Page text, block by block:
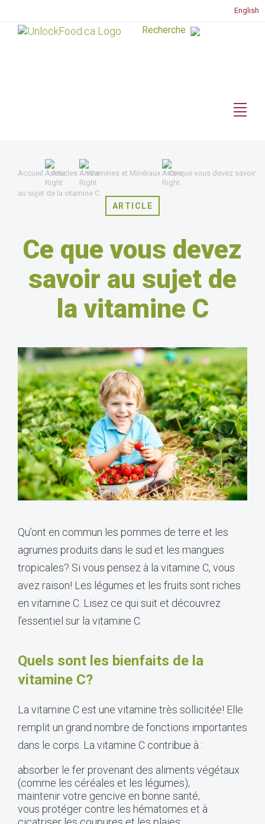
English
Accueil Articles Vitamines et Minéraux Ce que vous devez savoir
au sujet de la vitamine C
ARTICLE
Ce que vous devez
savoir au sujet de
la vitamine C
Qu’ont en commun les pommes de terre et les
agrumes produits dans le sud et les mangues
tropicales? Si vous pensez à la vitamine C, vous
avez raison! Les légumes et les fruits sont riches
en vitamine C. Lisez ce qui suit et découvrez
l’essentiel sur la vitamine C.
Quels sont les bienfaits de la
vitamine C?
La vitamine C est une vitamine très sollicitée! Elle
remplit un grand nombre de fonctions importantes
dans le corps. La vitamine C contribue à :
absorber le fer provenant des aliments végétaux
(comme les céréales et les légumes);
maintenir votre gencive en bonne santé;
vous protéger contre les hématomes et à